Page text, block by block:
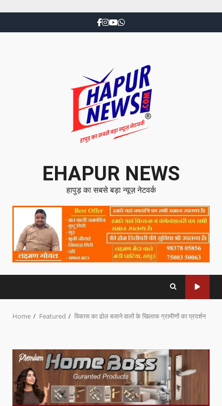
EHAPUR NEWS
हापुड़ का सबसे बड़ा न्यूज़ नेटवर्क
Home Featured विकास का ढोल बजाने वालों के खिलाफ ग्रामीणों का प्रदर्शन